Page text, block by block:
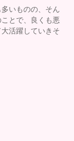
いものの、そん
とで、良くも悪
活躍していきそ